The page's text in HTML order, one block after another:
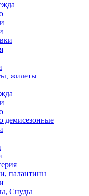
жилеты
демисезонные
палантины
Снуды